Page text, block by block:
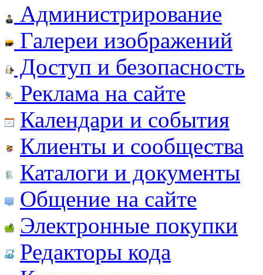
Администрирование
Галереи изображений
Доступ и безопасность
Реклама на сайте
Календари и события
Клиенты и сообщества
Каталоги и документы
Общение на сайте
Электронные покупки
Редакторы кода